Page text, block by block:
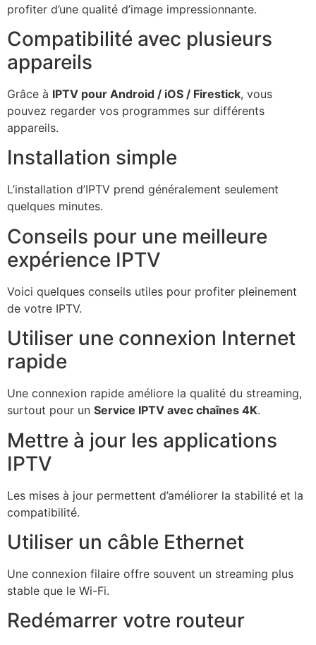
profiter d’une qualité d’image impressionnante.
Compatibilité avec plusieurs
appareils
Grâce à IPTV pour Android / iOS / Firestick, vous
pouvez regarder vos programmes sur différents
appareils.
Installation simple
L’installation d’IPTV prend généralement seulement
quelques minutes.
Conseils pour une meilleure
expérience IPTV
Voici quelques conseils utiles pour profiter pleinement
de votre IPTV.
Utiliser une connexion Internet
rapide
Une connexion rapide améliore la qualité du streaming,
surtout pour un Service IPTV avec chaînes 4K.
Mettre à jour les applications
IPTV
Les mises à jour permettent d’améliorer la stabilité et la
compatibilité.
Utiliser un câble Ethernet
Une connexion filaire offre souvent un streaming plus
stable que le Wi-Fi.
Redémarrer votre routeur